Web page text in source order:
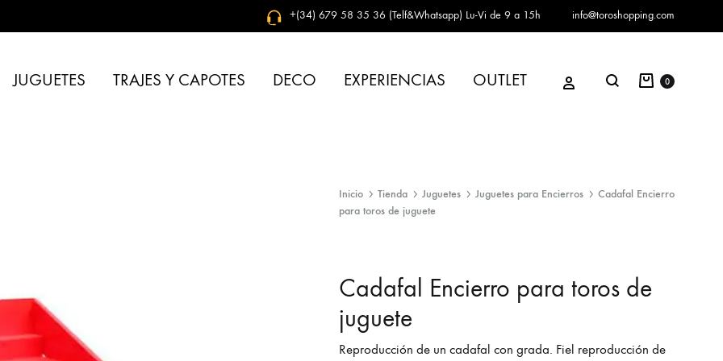
+(34) 679 58 35 36 (Telf&Whatsapp) Lu-Vi de 9 a 15h info@toroshopping.com
JUGUETES TRAJES Y CAPOTES DECO EXPERIENCIAS OUTLET Iniciar sesión
Buscar Carrito
0
Inicio Tienda Juguetes Juguetes para Encierros
Cadafal Encierro
para toros de juguete
Cadafal Encierro para toros de
juguete
Reproducción de un cadafal con grada. Fiel reproducción de